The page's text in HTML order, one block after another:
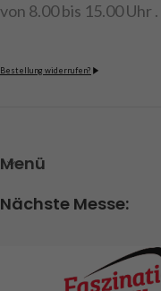
von 8.00 bis 15.00 Uhr .
Bestellung widerrufen?
Menü
Nächste Messe: